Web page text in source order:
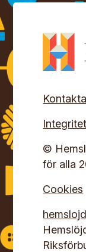
©
för alla
Cookies